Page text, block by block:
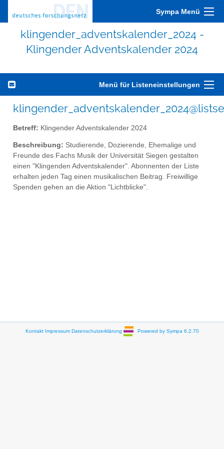
Sympa Menü
klingender_adventskalender_2024 -
Klingender Adventskalender 2024
Menü für Listeneinstellungen
Betreff: Klingender Adventskalender 2024
Beschreibung: Studierende, Dozierende, Ehemalige und
Freunde des Fachs Musik der Universität Siegen gestalten
einen "Klingenden Adventskalender". Abonnenten der Liste
erhalten jeden Tag einen musikalischen Beitrag. Freiwillige
Spenden gehen an die Aktion "Lichtblicke".
Kontakt Impressum Datenschutzerklärung Powered by Sympa 6.2.70